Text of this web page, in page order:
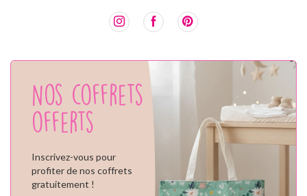
Nos coffrets
offerts
Inscrivez-vous pour
profiter de nos coffrets
gratuitement !